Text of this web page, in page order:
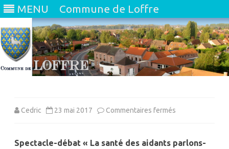
MENU Commune de Loffre
Cedric 23 mai 2017 Commentaires fermés
Spectacle-débat « La santé des aidants parlons-